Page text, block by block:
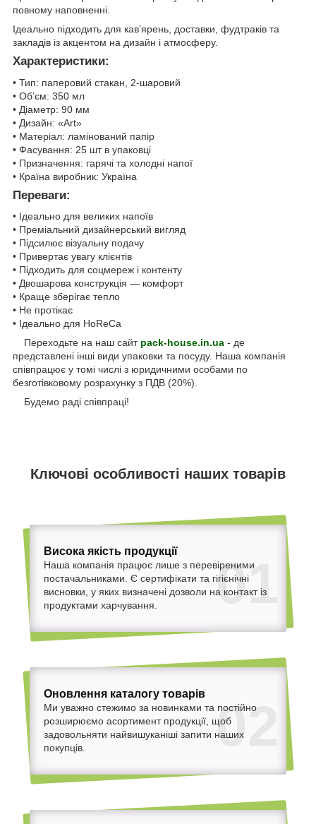
повному наповненні.
Ідеально підходить для кав’ярень, доставки, фудтраків та
закладів із акцентом на дизайн і атмосферу.
Характеристики:
• Тип: паперовий стакан, 2-шаровий
• Об’єм: 350 мл
• Діаметр: 90 мм
• Дизайн: «Art»
• Матеріал: ламінований папір
• Фасування: 25 шт в упаковці
• Призначення: гарячі та холодні напої
• Країна виробник: Україна
Переваги:
• Ідеально для великих напоїв
• Преміальний дизайнерський вигляд
• Підсилює візуальну подачу
• Привертає увагу клієнтів
• Підходить для соцмереж і контенту
• Двошарова конструкція — комфорт
• Краще зберігає тепло
• Не протікає
• Ідеально для HoReCa
Переходьте на наш сайт pack-house.in.ua - де
представлені інші види упаковки та посуду. Наша компанія
співпрацює у томі числі з юридичними особами по
безготівковому розрахунку з ПДВ (20%).
Будемо раді співпраці!
Ключові особливості наших товарів
01
Висока якість продукції
Наша компанія працює лише з перевіреними
постачальниками. Є сертифікати та гігієнічні
висновки, у яких визначені дозволи на контакт із
продуктами харчування.
02
Оновлення каталогу товарів
Ми уважно стежимо за новинками та постійно
розширюємо асортимент продукції, щоб
задовольняти найвишуканіші запити наших
покупців.